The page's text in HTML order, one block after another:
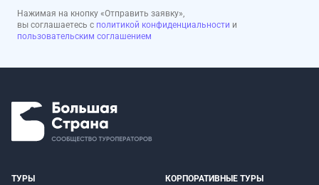
Нажимая на кнопку «Отправить заявку»,
вы соглашаетесь с политикой конфиденциальности и
пользовательским соглашением
ТУРЫ КОРПОРАТИВНЫЕ ТУРЫ